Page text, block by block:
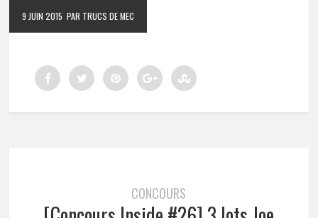
9 JUIN 2015 PAR TRUCS DE MEC
CONCOURS